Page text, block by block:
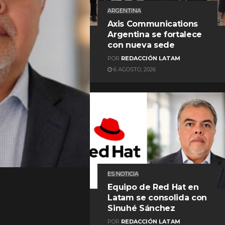
ARGENTINA
Axis Communications
Argentina se fortalece
con nueva sede
POR REDACCIÓN LATAM
6 AGOSTO, 2026
ES NOTICIA
Equipo de Red Hat en
Latam se consolida con
Sinuhé Sánchez
POR REDACCIÓN LATAM